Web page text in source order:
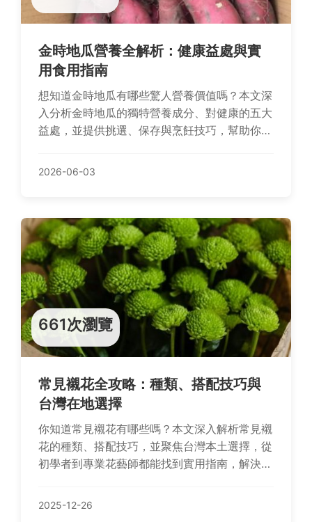
金時地瓜營養全解析：健康益處與實
用食用指南
想知道金時地瓜有哪些驚人營養價值嗎？本文深
入分析金時地瓜的獨特營養成分、對健康的五大
益處，並提供挑選、保存與烹飪技巧，幫助你充
2026-06-03
661次瀏覽
常見襯花全攻略：種類、搭配技巧與
台灣在地選擇
你知道常見襯花有哪些嗎？本文深入解析常見襯
花的種類、搭配技巧，並聚焦台灣本土選擇，從
初學者到專業花藝師都能找到實用指南，解決襯
2025-12-26